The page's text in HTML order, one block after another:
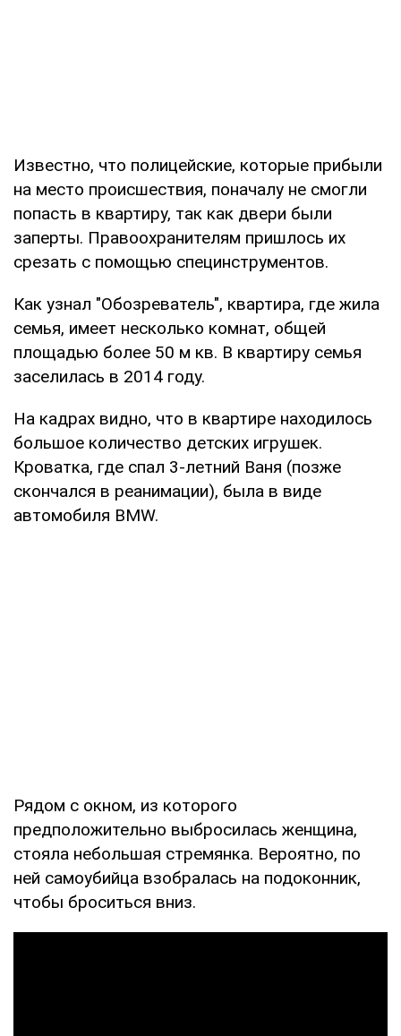
Известно, что полицейские, которые прибыли
на место происшествия, поначалу не смогли
попасть в квартиру, так как двери были
заперты. Правоохранителям пришлось их
срезать с помощью специнструментов.
Как узнал "Обозреватель", квартира, где жила
семья, имеет несколько комнат, общей
площадью более 50 м кв. В квартиру семья
заселилась в 2014 году.
На кадрах видно, что в квартире находилось
большое количество детских игрушек.
Кроватка, где спал 3-летний Ваня (позже
скончался в реанимации), была в виде
автомобиля BMW.
Рядом с окном, из которого
предположительно выбросилась женщина,
стояла небольшая стремянка. Вероятно, по
ней самоубийца взобралась на подоконник,
чтобы броситься вниз.